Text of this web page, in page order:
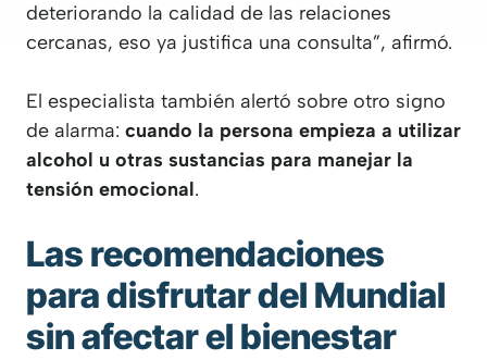
deteriorando la calidad de las relaciones
cercanas, eso ya justifica una consulta”, afirmó.
El especialista también alertó sobre otro signo
de alarma: cuando la persona empieza a utilizar
alcohol u otras sustancias para manejar la
tensión emocional.
Las recomendaciones
para disfrutar del Mundial
sin afectar el bienestar